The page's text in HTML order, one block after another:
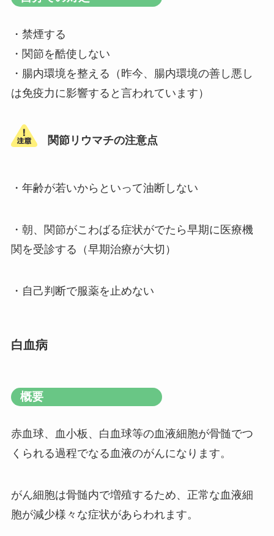
・禁煙する
・関節を酷使しない
・腸内環境を整える（昨今、腸内環境の善し悪し
は免疫力に影響すると言われています）
関節リウマチの注意点
・年齢が若いからといって油断しない
・朝、関節がこわばる症状がでたら早期に医療機
関を受診する（早期治療が大切）
・自己判断で服薬を止めない
白血病
概要
赤血球、血小板、白血球等の血液細胞が骨髄でつ
くられる過程でなる血液のがんになります。
がん細胞は骨髄内で増殖するため、正常な血液細
胞が減少様々な症状があらわれます。